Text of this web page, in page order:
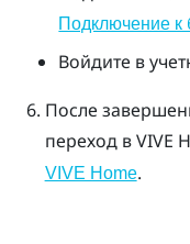
Подключение к
Войдите в
После
переход вVIVE
VIVE Home.